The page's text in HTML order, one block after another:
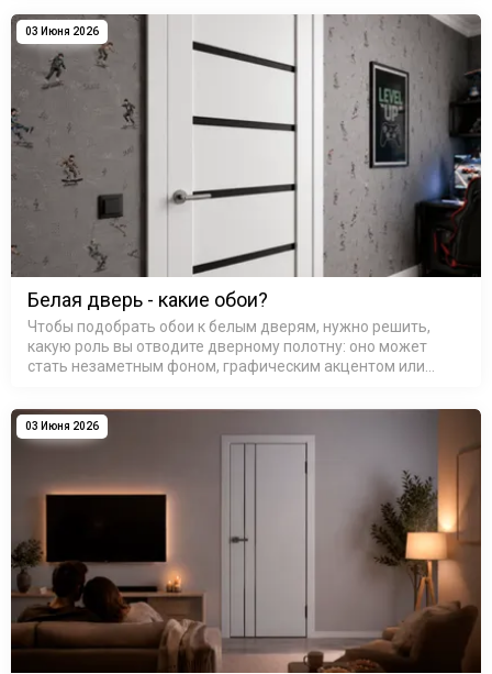
Бежевые межкомнатные д…
03 Июня 2026
Белая дверь - какие обои?
Чтобы подобрать обои к белым дверям, нужно решить,
какую роль вы отводите дверному полотну: оно может
стать незаметным фоном, графическим акцентом или
обманчиво прост — он каже…
03 Июня 2026